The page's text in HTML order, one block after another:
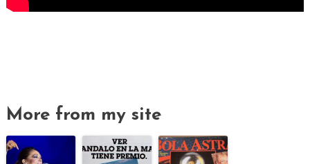
More from my site